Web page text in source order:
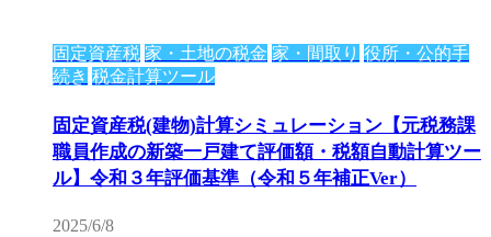
固定資産税 家・土地の税金 家・間取り 役所・公的手
続き 税金計算ツール
固定資産税(建物)計算シミュレーション【元税務課
職員作成の新築一戸建て評価額・税額自動計算ツー
ル】令和３年評価基準（令和５年補正Ver）
2025/6/8